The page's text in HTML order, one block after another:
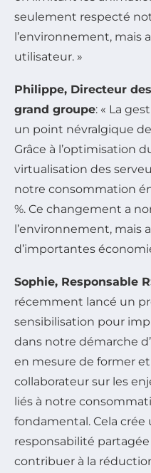
seulement respecté
l’environnement, mais
utilisateur. »
Philippe, Directeur
grand groupe: « La
un point névralgique
Grâce à l’optimisation
virtualisation des
notre consommation
%. Ce changement a
l’environnement, mais
d’importantes
Sophie, Responsable
récemment lancé un
sensibilisation pour
dans notre démarche
en mesure de former
collaborateur sur les
liés à notre
fondamental. Cela
responsabilité
contribuer à la